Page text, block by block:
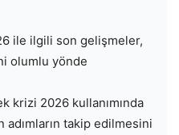
ile ilgili son gelişmeler,
olumlu yönde
krizi 2026 kullanımında
takip edilmesini